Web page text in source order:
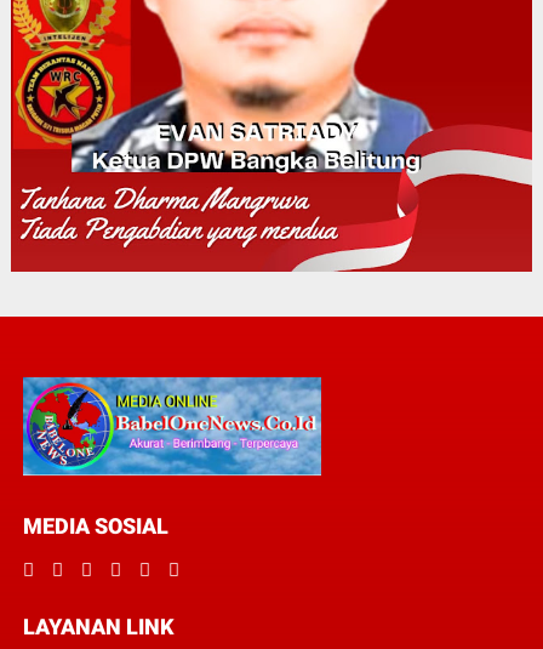
MEDIA SOSIAL
LAYANAN LINK